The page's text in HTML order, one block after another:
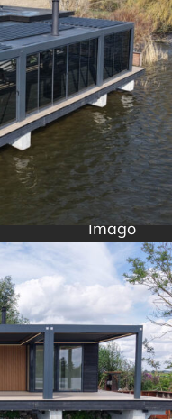
Imago